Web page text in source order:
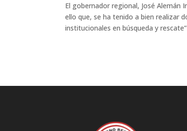
El gobernador regional, José
ello que, se ha tenido a bien realizar
institucionales en búsqueda y